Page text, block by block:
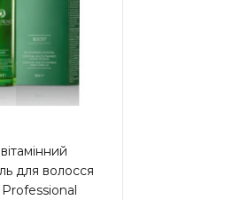
для волосся